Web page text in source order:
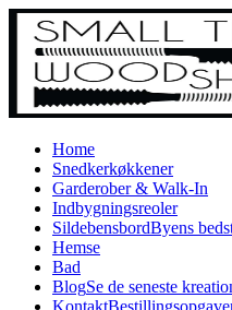
Home
Snedkerkøkkener
Garderober & Walk-In
Indbygningsreoler
SildebensbordByens
Hemse
Bad
BlogSe de seneste
Kontakt